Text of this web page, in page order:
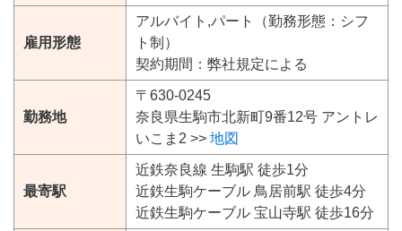
雇用形態
アルバイト,パート（勤務形態：シフ
ト制）
契約期間：弊社規定による
勤務地
〒630-0245
奈良県生駒市北新町9番12号 アントレ
いこま2 >> 地図
最寄駅
近鉄奈良線 生駒駅 徒歩1分
近鉄生駒ケーブル 鳥居前駅 徒歩4分
近鉄生駒ケーブル 宝山寺駅 徒歩16分